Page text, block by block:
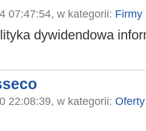
07:47:54, w kategorii: Firmy
dywidendowa
22:08:39, w kategorii: